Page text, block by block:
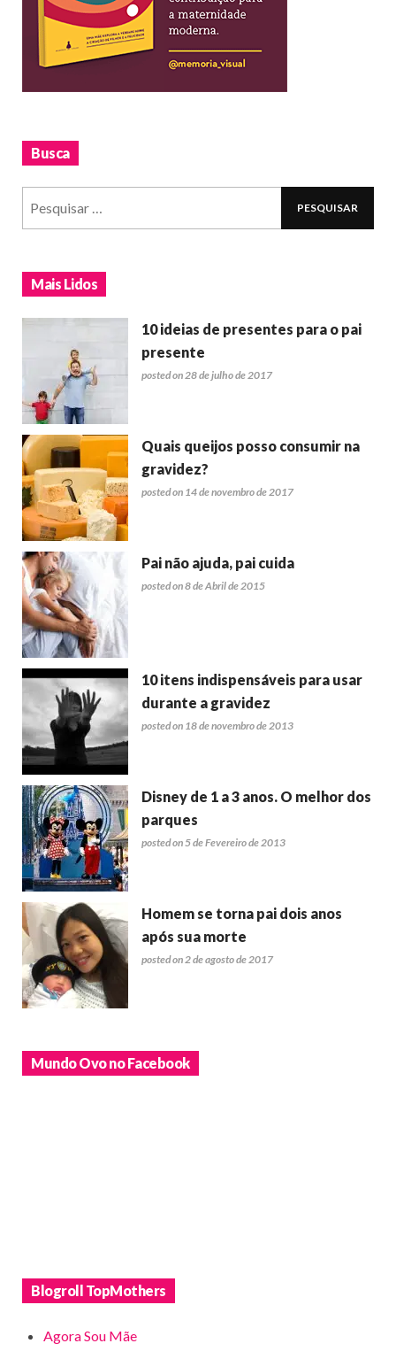
Busca
Mais Lidos
10 ideias de presentes para o pai
presente
posted on 28 de julho de 2017
Quais queijos posso consumir na
gravidez?
posted on 14 de novembro de 2017
Pai não ajuda, pai cuida
posted on 8 de Abril de 2015
10 itens indispensáveis para usar
durante a gravidez
posted on 18 de novembro de 2013
Disney de 1 a 3 anos. O melhor dos
parques
posted on 5 de Fevereiro de 2013
Homem se torna pai dois anos
após sua morte
posted on 2 de agosto de 2017
Mundo Ovo no Facebook
Blogroll TopMothers
Agora Sou Mãe